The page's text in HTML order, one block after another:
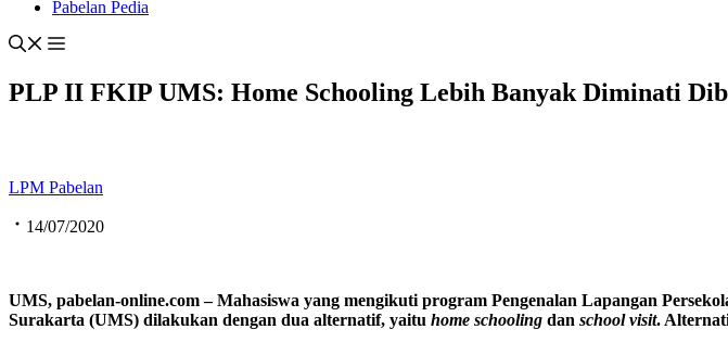
Pabelan Pedia
PLP II FKIP UMS: Home Schooling Lebih Banyak Diminati
LPM Pabelan
14/07/2020
UMS, pabelan-online.com – Mahasiswa yang mengikuti program Pengenalan Lapangan
Surakarta (UMS) dilakukan dengan dua alternatif, yaitu home schooling dan school visit.